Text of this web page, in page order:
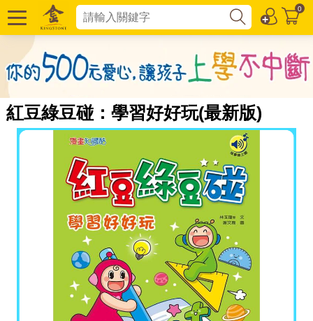
0
紅豆綠豆碰：學習好好玩(最新版)